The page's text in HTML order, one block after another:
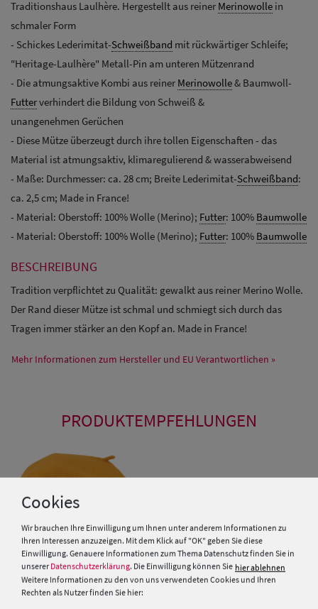
Traditionshaus Laulhère. Hergestellt aus reiner Merinowolle in
schmaler Form
- Schickes Lederimitat-Schweißband mit rückwärtiger Schleife;
"Heritage-Laulhère" Metall-Pin am unteren Mützenrand
- Die atmungsaktive Kombi aus reiner Merinowolle& Baumwoll-
Futterverhindert die Bildung von Schweiß &
unangenehmen Gerüchen
- Diese Mütze überzeugt durch ihre tollen Eigenschaften - das
Material ist atmungsaktiv, klimaregulierend & wasserabweisend
- Maße: Durchmesser: ca. 28 cm; Breite Lederimitat-Schweißband:
ca. 2,5 cm; Made in France!
- Material: Oberstoff: 100% Wolle (Merino); Futter: 100% Baumwolle
- Material: Oberstoff: 100% Wolle (Merino); Futter: 100% Baumwolle
BESCHREIBUNG
Tradition verpflichtet zu Qualität: gewalkt aus reiner Merino Wolle.
Der Rand dieser Mütze ist schmal und schmiegt sich durch das
Tragen immer stärker an den Kopf an. Made in France!
Mehr Informationen zum Hersteller und EU Verantwortlichen »
PRODUKTEMPFEHLUNGEN
Cookies
Wir brauchen Ihre Einwilligung um Ihnen unter anderem Informationen zu
Ihren Interessen anzuzeigen. Mit dem Klick auf "OK" geben Sie diese
Einwilligung. Genauere Informationen zum Thema Datenschutz finden Sie in
unserer Datenschutzerklärung. Die Einwilligung können Sie hier ablehnen
Weitere Informationen zu den von uns verwendeten Cookies und Ihren
Rechten als Nutzer finden Sie hier: